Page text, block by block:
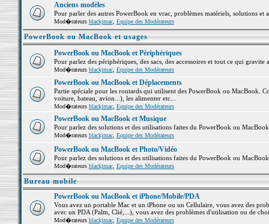
Anciens modèles
Pour parler des autres PowerBook en vrac, problèmes matériels, solutions et
Mod�rateurs blackjmac, Equipe des Modérateurs
PowerBook ou MacBook et usages
PowerBook ou MacBook et Périphériques
Pour parlez des périphériques, des sacs, des accessoires et tout ce qui
Mod�rateurs blackjmac, Equipe des Modérateurs
PowerBook ou MacBook et Déplacements
Partie spéciale pour les routards qui utilisent des PowerBook ou MacBook.
voiture, bateau, avion...), les alimenter etc...
Mod�rateurs blackjmac, Equipe des Modérateurs
PowerBook ou MacBook et Musique
Pour parlez des solutions et des utilisations faites du PowerBook ou
Mod�rateurs blackjmac, Equipe des Modérateurs
PowerBook ou MacBook et Photo/Vidéo
Pour parlez des solutions et des utilisations faites du PowerBook ou
Mod�rateurs blackjmac, Equipe des Modérateurs
Bureau mobile
PowerBook ou MacBook et iPhone/Mobile/PDA
Vous avez un portable Mac et un iPhone ou un Cellulaire, vous avez des
avec un PDA (Palm, Clié,...), vous avez des problèmes d'utilisation ou de
Mod�rateurs blackjmac, Equipe des Modérateurs